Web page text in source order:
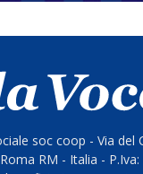
soc coop - Via del
RM - Italia -